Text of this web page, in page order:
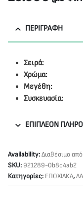
ΠΕΡΙΓΡΑΦΉ
Σειρά:
Χρώμα:
Μεγέθη:
Συσκευασία:
ΕΠΙΠΛΈΟΝ
Availability:Διαθέσιμο
SKU: 921289-0b8c4ab2
Κατηγορίες: ΕΠΟΧΙΑΚΑ,